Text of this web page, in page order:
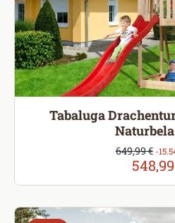
Tabaluga
Regulärer
649,99 € -